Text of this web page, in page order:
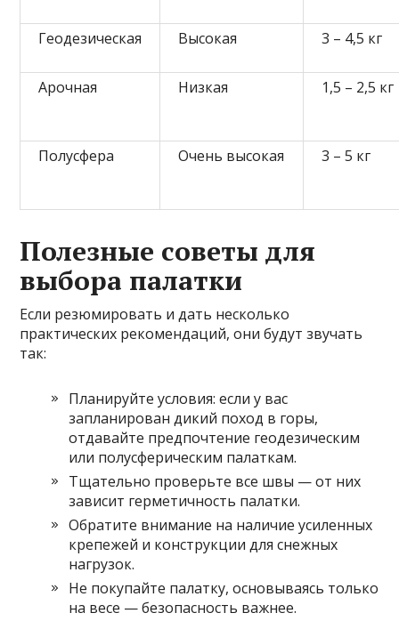
Геодезическая Высокая 3 – 4,5 кг
Арочная Низкая 1,5 – 2,5 кг
Полусфера Очень высокая 3 – 5 кг
Полезные советы для
выбора палатки
Если резюмировать и дать несколько
практических рекомендаций, они будут звучать
так:
Планируйте условия: если у вас
запланирован дикий поход в горы,
отдавайте предпочтение геодезическим
или полусферическим палаткам.
Тщательно проверьте все швы — от них
зависит герметичность палатки.
Обратите внимание на наличие усиленных
крепежей и конструкции для снежных
нагрузок.
Не покупайте палатку, основываясь только
на весе — безопасность важнее.